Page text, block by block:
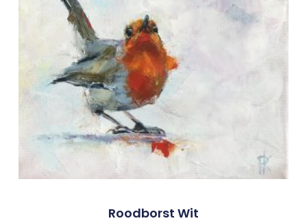
Roodborst Wit